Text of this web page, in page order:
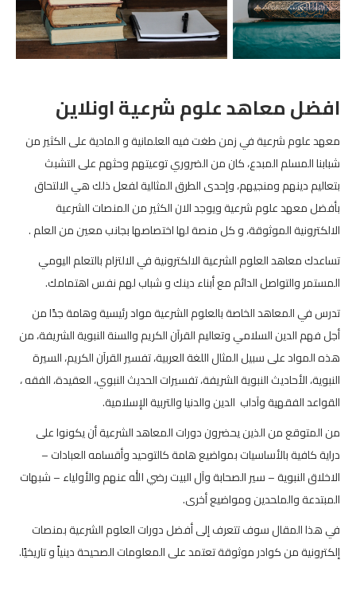
افضل معاهد علوم شرعية اونلاين
معهد علوم شرعية في زمن طغت فيه العلمانية و المادية على الكثير من
شبابنا المسلم المبدع، كان من الضروري توعيتهم وحثهم على التشبث
بتعاليم دينهم ومنجيهم، وإحدى الطرق المثالية لفعل ذلك هي الالتحاق
بأفضل معهد علوم شرعية ويوجد الان الكثير من المنصات الشرعية
الالكترونية الموثوقة، و كل منصة لها اختصاصها بجانب معين من العلم .
تساعدك معاهد العلوم الشرعية الالكترونية في الالتزام بالتعلم اليومي
المستمر والتواصل الدائم مع أبناء دينك و شباب لهم نفس اهتمامك.
تدرس في المعاهد الخاصة بالعلوم الشرعية مواد رئيسية وهامة جدًا من
أجل فهم الدين السلامي وتعاليم القرآن الكريم والسنة النبوية الشريفة، من
هذه المواد على سبيل المثال اللغة العربية، تفسير القرآن الكريم، السيرة
النبوية، الأحاديث النبوية الشريفة، تفسيرات الحديث النبوي، العقيدة، الفقه ،
القواعد الفقهية وآداب الدين والدنيا والتربية الإسلامية.
من المتوقع من الذين يحضرون دورات المعاهد الشرعية أن يكونوا على
دراية كافية بالأساسيات بمواضيع هامة كالتوحيد وأقسامه العبادات –
الاخلاق النبوية – سير الصحابة وآل البيت رضي الله عنهم والأولياء – شبهات
المبتدعة والملحدين ومواضيع أخرى.
في هذا المقال سوف تتعرف إلى أفضل دورات العلوم الشرعية بمنصات
إلكترونية من كوادر موثوقة تعتمد على المعلومات الصحيحة دينياً و تاريخيًا.